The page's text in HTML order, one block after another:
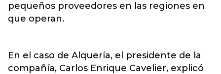
pequeños proveedores en las regiones en
que operan.
En el caso de Alquería, el presidente de la
compañía, Carlos Enrique Cavelier, explicó